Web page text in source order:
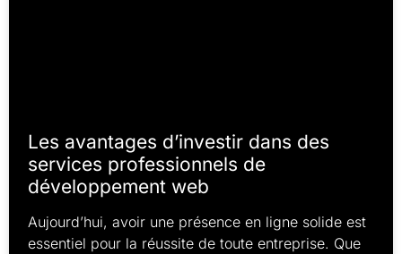
Les avantages d’investir dans des
services professionnels de
développement web
Aujourd’hui, avoir une présence en ligne solide est
essentiel pour la réussite de toute entreprise. Que